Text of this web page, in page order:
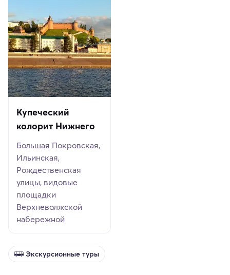
Купеческий
колорит Нижнего
Большая Покровская,
Ильинская,
Рождественская
улицы, видовые
площадки
Верхневолжской
набережной
Экскурсионные туры